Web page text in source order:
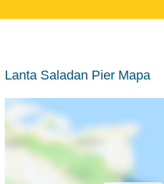
Lanta Saladan Pier Mapa